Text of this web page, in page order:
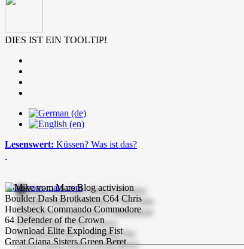
DIES IST EIN TOOLTIP!
Lesenswert: Küssen? Was ist das?
mike-vom-mars.com